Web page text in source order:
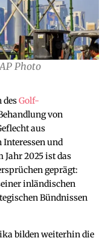
Photo
desGolf-
von
aus
und
2025 ist das
geprägt:
inländischen
Bündnissen
bilden weiterhin die